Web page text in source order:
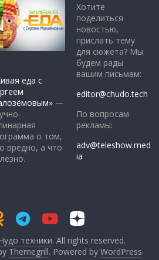
еда с
—
о том,
вредно, а что
Хотите
поделиться
новостью,
прислать тему
для сюжета? Мы
будем рады
вашим письмам:
editor@chudo.tech
По вопросам
рекламы:
adv@teleshow.med
ia
Чудо техники. All rights reserved.
Themegrill. Powered byWordPress.